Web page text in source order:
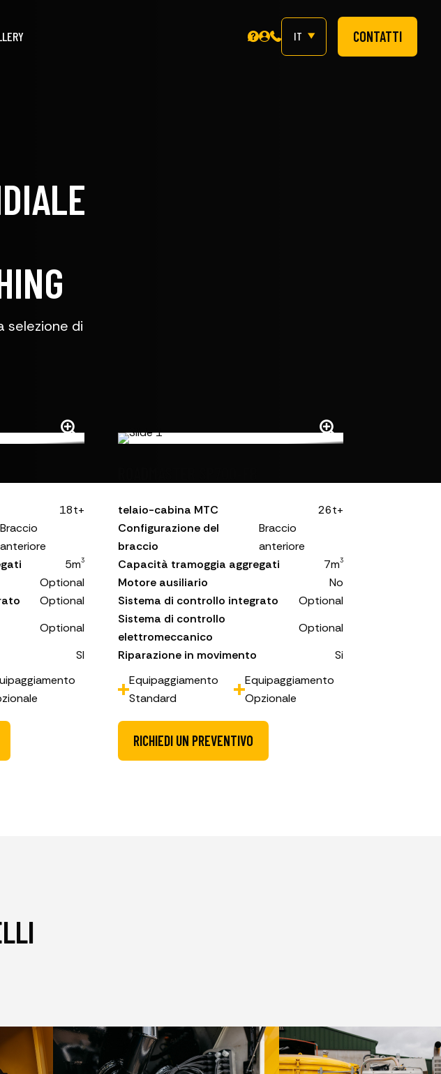
IT CONTATTI
selezione di
18t+
Braccio
anteriore
5m3
Optional
Optional
Optional
SI
telaio-cabina MTC
26t+
Configurazione del
braccio
Braccio
anteriore
Capacità tramoggia aggregati
7m3
Motore ausiliario
No
Sistema di controllo integrato
Optional
Sistema di controllo
elettromeccanico
Optional
Riparazione in movimento
Si
Equipaggiamento
Standard
Equipaggiamento
Opzionale
RICHIEDI UN PREVENTIVO